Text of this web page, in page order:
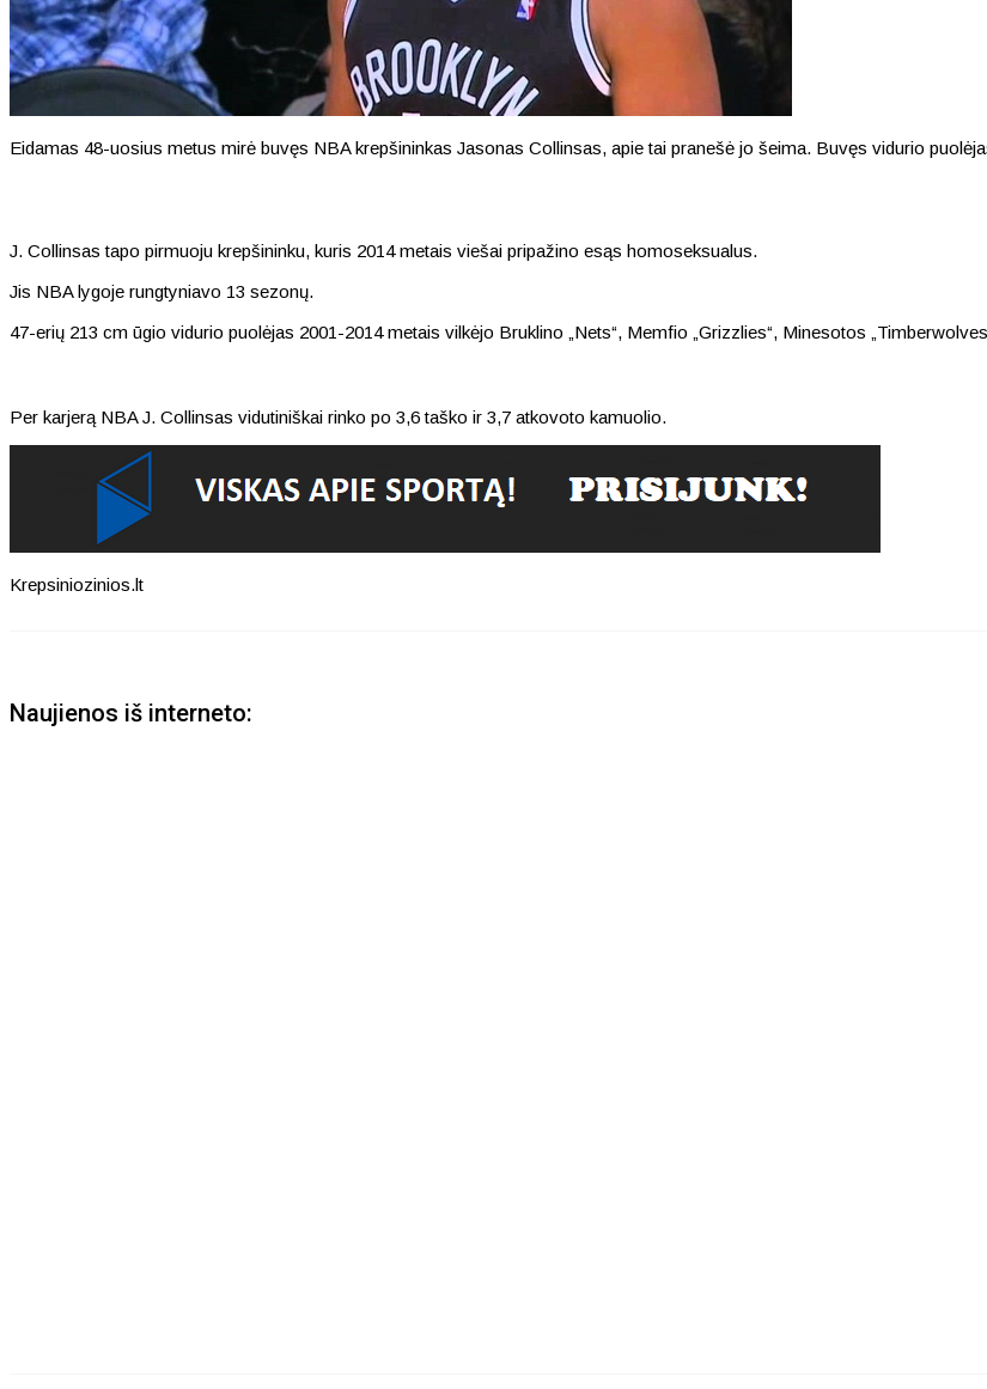
Eidamas 48-uosius metus mirė buvęs NBA krepšininkas Jasonas Collinsas, apie tai pranešė jo šeima. Buvęs vidurio
J. Collinsas tapo pirmuoju krepšininku, kuris 2014 metais viešai pripažino esąs homoseksualus.
Jis NBA lygoje rungtyniavo 13 sezonų.
47-erių 213 cm ūgio vidurio puolėjas 2001-2014 metais vilkėjo Bruklino „Nets“, Memfio „Grizzlies“, Minesotos
Per karjerą NBA J. Collinsas vidutiniškai rinko po 3,6 taško ir 3,7 atkovoto kamuolio.
Krepsiniozinios.lt
Naujienos iš interneto: